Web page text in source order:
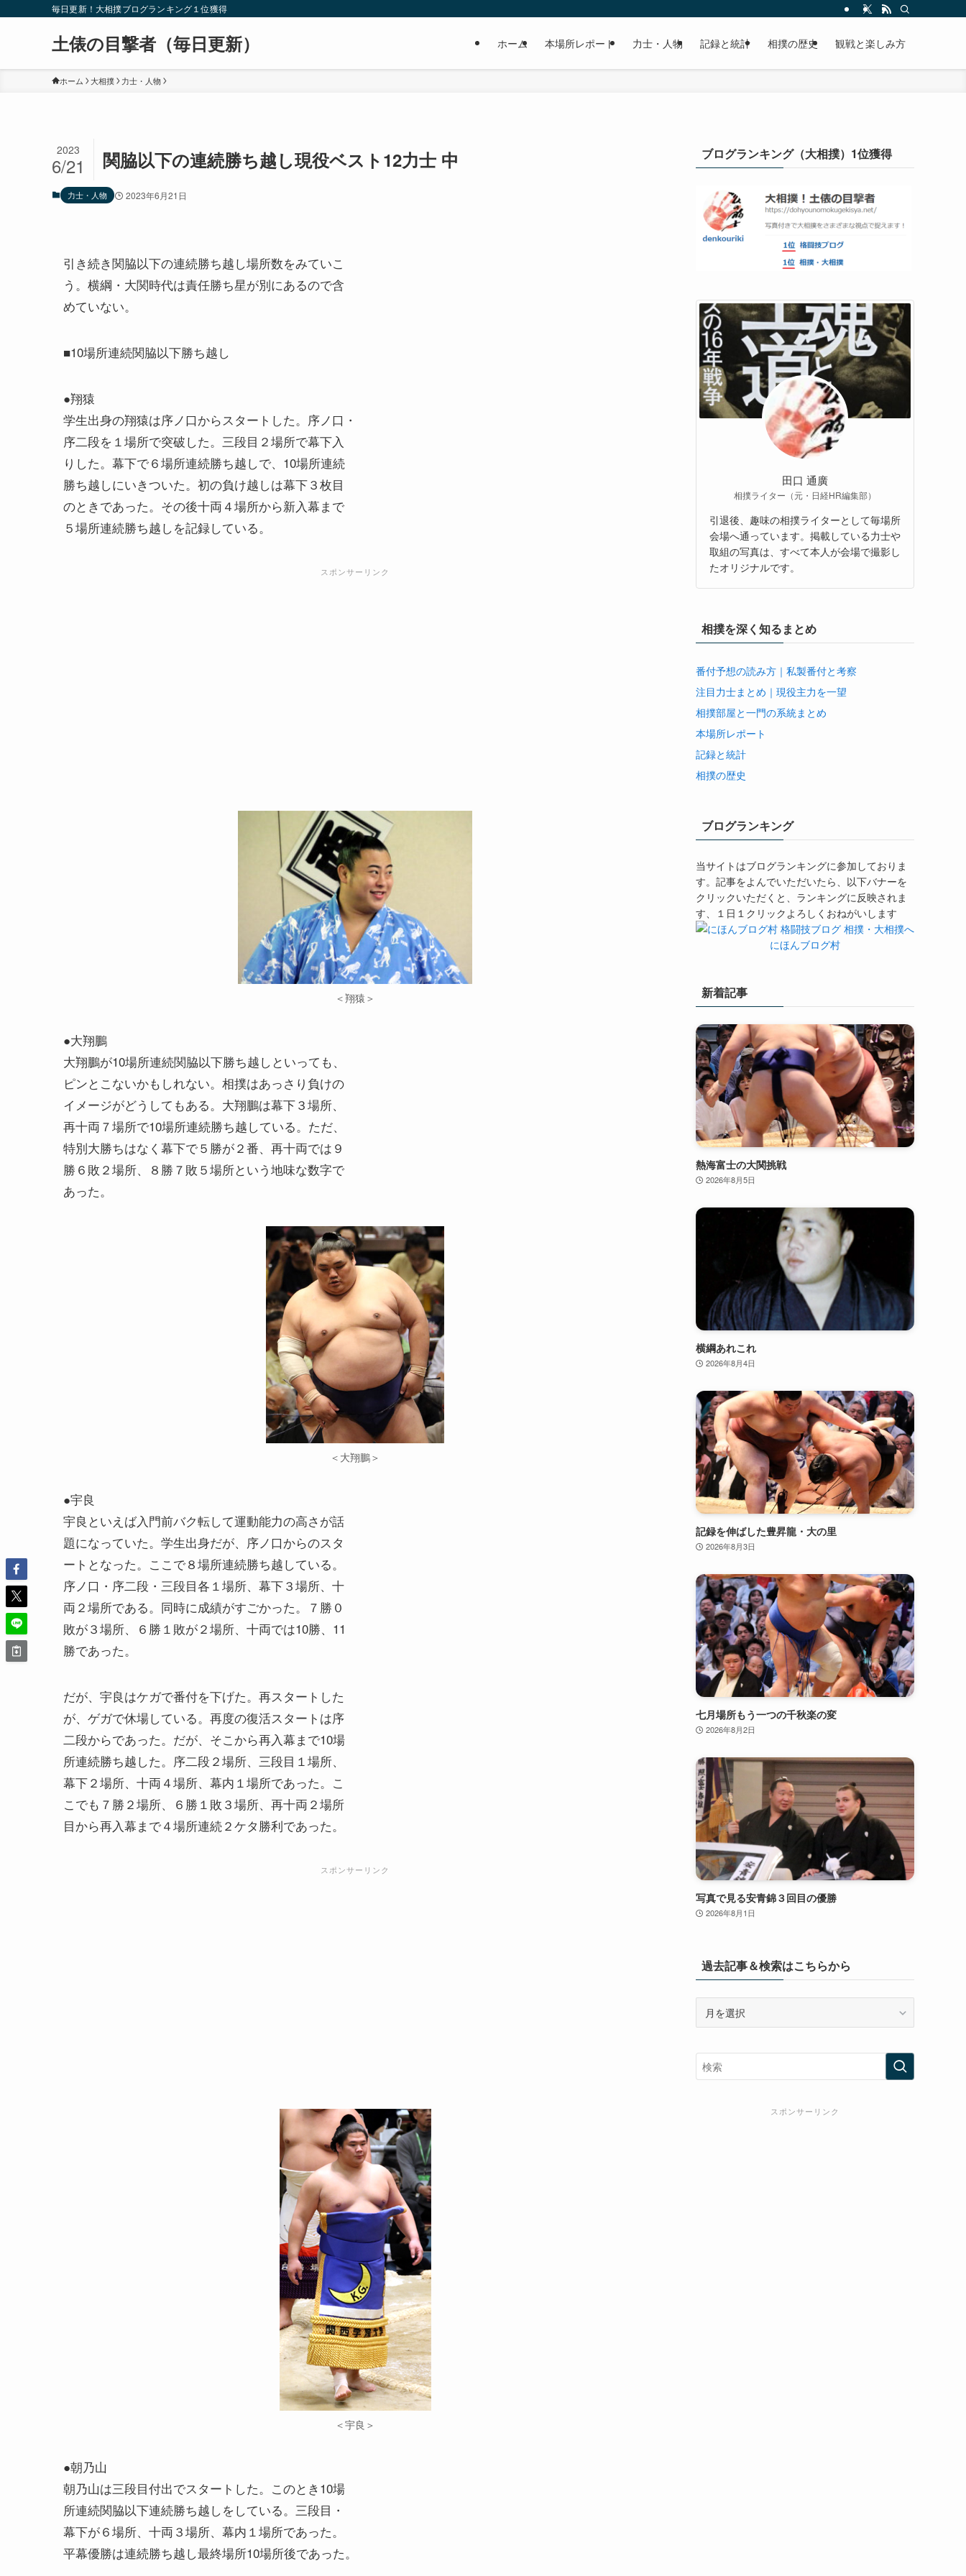
毎日更新！大相撲ブログランキング１位獲得
土俵の目撃者（毎日更新） ホーム 本場所レポート 力士・人物 記録と統計 相撲の歴史 観戦と楽しみ方
ホーム 大相撲 力士・人物
関脇以下の連続勝ち越し現役ベスト12力士 中
2023
6/21
力士・人物 2023年6月21日
引き続き関脇以下の連続勝ち越し場所数をみていこ
う。横綱・大関時代は責任勝ち星が別にあるので含
めていない。
■10場所連続関脇以下勝ち越し
●翔猿
学生出身の翔猿は序ノ口からスタートした。序ノ口・
序二段を１場所で突破した。三段目２場所で幕下入
りした。幕下で６場所連続勝ち越しで、10場所連続
勝ち越しにいきついた。初の負け越しは幕下３枚目
のときであった。その後十両４場所から新入幕まで
５場所連続勝ち越しを記録している。
スポンサーリンク
＜翔猿＞
●大翔鵬
大翔鵬が10場所連続関脇以下勝ち越しといっても、
ピンとこないかもしれない。相撲はあっさり負けの
イメージがどうしてもある。大翔鵬は幕下３場所、
再十両７場所で10場所連続勝ち越している。ただ、
特別大勝ちはなく幕下で５勝が２番、再十両では９
勝６敗２場所、８勝７敗５場所という地味な数字で
あった。
＜大翔鵬＞
●宇良
宇良といえば入門前バク転して運動能力の高さが話
題になっていた。学生出身だが、序ノ口からのスタ
ートとなった。ここで８場所連続勝ち越している。
序ノ口・序二段・三段目各１場所、幕下３場所、十
両２場所である。同時に成績がすごかった。７勝０
敗が３場所、６勝１敗が２場所、十両では10勝、11
勝であった。
だが、宇良はケガで番付を下げた。再スタートした
が、ゲガで休場している。再度の復活スタートは序
二段からであった。だが、そこから再入幕まで10場
所連続勝ち越した。序二段２場所、三段目１場所、
幕下２場所、十両４場所、幕内１場所であった。こ
こでも７勝２場所、６勝１敗３場所、再十両２場所
目から再入幕まで４場所連続２ケタ勝利であった。
スポンサーリンク
＜宇良＞
●朝乃山
朝乃山は三段目付出でスタートした。このとき10場
所連続関脇以下連続勝ち越しをしている。三段目・
幕下が６場所、十両３場所、幕内１場所であった。
平幕優勝は連続勝ち越し最終場所10場所後であった。
ブログランキング（大相撲）1位獲得
田口 通廣
相撲ライター（元・日経HR編集部）
引退後、趣味の相撲ライターとして毎場所
会場へ通っています。掲載している力士や
取組の写真は、すべて本人が会場で撮影し
たオリジナルです。
相撲を深く知るまとめ
番付予想の読み方｜私製番付と考察
注目力士まとめ｜現役主力を一望
相撲部屋と一門の系統まとめ
本場所レポート
記録と統計
相撲の歴史
ブログランキング
当サイトはブログランキングに参加しておりま
す。記事をよんでいただいたら、以下バナーを
クリックいただくと、ランキングに反映されま
す、１日１クリックよろしくおねがいします
にほんブログ村
新着記事
熱海富士の大関挑戦
2026年8月5日
横綱あれこれ
2026年8月4日
記録を伸ばした豊昇龍・大の里
2026年8月3日
七月場所もう一つの千秋楽の変
2026年8月2日
写真で見る安青錦３回目の優勝
2026年8月1日
過去記事＆検索はこちらから
事
＆
検
スポンサーリンク